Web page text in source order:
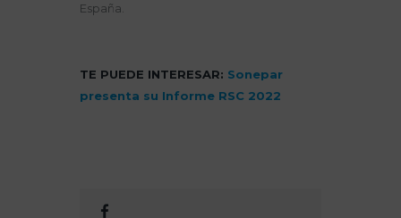
España.
TE PUEDE INTERESAR: Sonepar
presenta su Informe RSC 2022